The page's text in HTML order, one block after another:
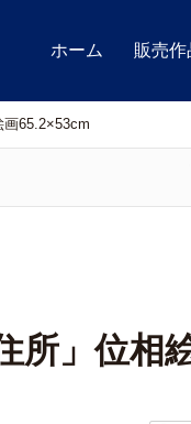
ホーム 販売作
画65.2×53cm
所」位相